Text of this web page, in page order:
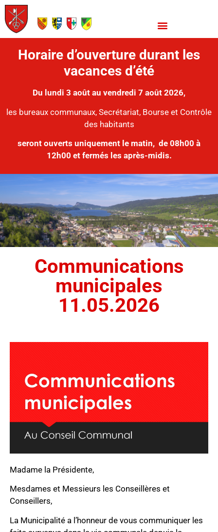
Horaire d’ouverture durant les
vacances d’été
Du lundi 3 août au vendredi 7 août 2026,
les bureaux communaux, Secrétariat, Bourse et Contrôle
des habitants
seront ouverts uniquement le matin, de 08h00 à
12h00 et fermés les après-midis.
Communications
municipales
11.05.2026
Madame la Présidente,
Mesdames et Messieurs les Conseillères et
Conseillers,
La Municipalité a l’honneur de vous communiquer les